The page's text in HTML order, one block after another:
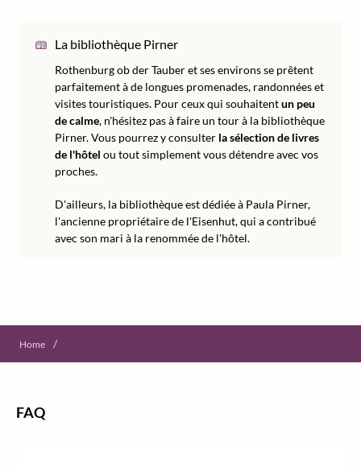
La bibliothèque Pirner
Rothenburg ob der Tauber et ses environs se prêtent
parfaitement à de longues promenades, randonnées et
visites touristiques. Pour ceux qui souhaitentun peu
de calme, n'hésitez pas à faire un tour à la bibliothèque
Pirner. Vous pourrez y consulter la sélection de livres
de l'hôtel ou tout simplement vous détendre avec vos
proches.
D'ailleurs, la bibliothèque est dédiée à Paula Pirner,
l'ancienne propriétaire de l'Eisenhut, qui a contribué
avec son mari à la renommée de l'hôtel.
Home /
FAQ